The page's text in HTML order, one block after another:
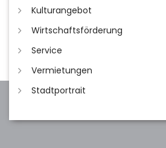
Kulturangebot
Wirtschaftsförderung
Service
Vermietungen
Stadtportrait